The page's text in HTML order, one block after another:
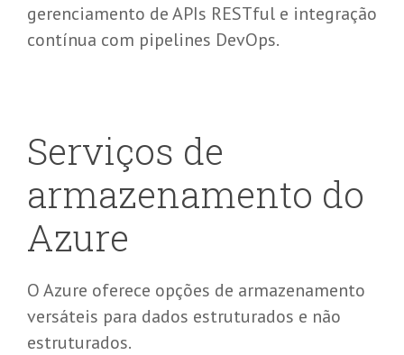
gerenciamento de APIs RESTful e integração
contínua com pipelines DevOps.
Serviços de
armazenamento do
Azure
O Azure oferece opções de armazenamento
versáteis para dados estruturados e não
estruturados.